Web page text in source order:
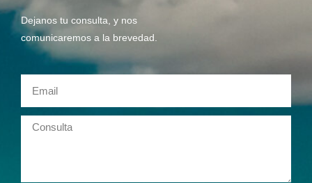
Dejanos tu consulta, y nos
comunicaremos a la brevedad.